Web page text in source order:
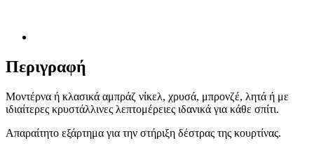
Περιγραφή
Μοντέρνα ή κλασικά αμπράζ νίκελ, χρυσά, μπρονζέ, λητά ή με
ιδιαίτερες κρυστάλλινες λεπτομέρειες ιδανικά για κάθε σπίτι.
Απαραίτητο εξάρτημα για την στήριξη δέστρας της κουρτίνας.